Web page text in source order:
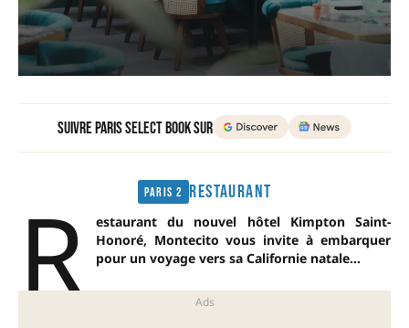
Suivre Paris Select Book sur
Paris 2 RESTAURANT
R
estaurant du nouvel hôtel Kimpton Saint-
Honoré, Montecito vous invite à embarquer
pour un voyage vers sa Californie natale…